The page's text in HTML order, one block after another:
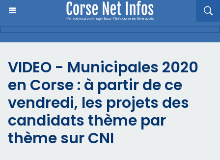
VIDEO - Municipales 2020
en Corse : à partir de ce
vendredi, les projets des
candidats thème par
thème sur CNI